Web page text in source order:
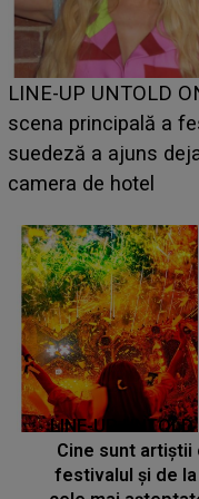
Ce a dezvăluit noua
luat prin surprindere
BĂIATUL VIZAT de
faptului împlinit, A
LINE-UP
Cine sunt artiștii
festivalul și de